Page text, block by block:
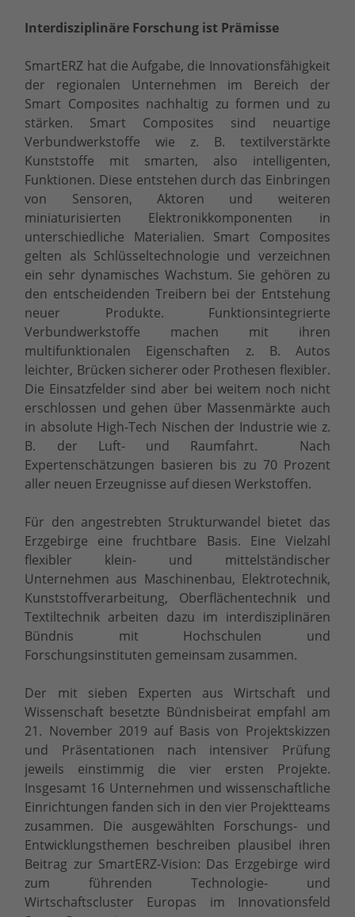
Interdisziplinäre Forschung ist Prämisse
SmartERZ hat die Aufgabe, die Innovationsfähigkeit
der regionalen Unternehmen im Bereich der
Smart Composites nachhaltig zu formen und zu
stärken. Smart Composites sind neuartige
Verbundwerkstoffe wie z. B. textilverstärkte
Kunststoffe mit smarten, also intelligenten,
Funktionen. Diese entstehen durch das Einbringen
von Sensoren, Aktoren und weiteren
miniaturisierten Elektronikkomponenten in
unterschiedliche Materialien. Smart Composites
gelten als Schlüsseltechnologie und verzeichnen
ein sehr dynamisches Wachstum. Sie gehören zu
den entscheidenden Treibern bei der Entstehung
neuer Produkte. Funktionsintegrierte
Verbundwerkstoffe machen mit ihren
multifunktionalen Eigenschaften z. B. Autos
leichter, Brücken sicherer oder Prothesen flexibler.
Die Einsatzfelder sind aber bei weitem noch nicht
erschlossen und gehen über Massenmärkte auch
in absolute High-Tech Nischen der Industrie wie z.
B. der Luft- und Raumfahrt. Nach
Expertenschätzungen basieren bis zu 70 Prozent
aller neuen Erzeugnisse auf diesen Werkstoffen.
Für den angestrebten Strukturwandel bietet das
Erzgebirge eine fruchtbare Basis. Eine Vielzahl
flexibler klein- und mittelständischer
Unternehmen aus Maschinenbau, Elektrotechnik,
Kunststoffverarbeitung, Oberflächentechnik und
Textiltechnik arbeiten dazu im interdisziplinären
Bündnis mit Hochschulen und
Forschungsinstituten gemeinsam zusammen.
Der mit sieben Experten aus Wirtschaft und
Wissenschaft besetzte Bündnisbeirat empfahl am
21. November 2019 auf Basis von Projektskizzen
und Präsentationen nach intensiver Prüfung
jeweils einstimmig die vier ersten Projekte.
Insgesamt 16 Unternehmen und wissenschaftliche
Einrichtungen fanden sich in den vier Projektteams
zusammen. Die ausgewählten Forschungs- und
Entwicklungsthemen beschreiben plausibel ihren
Beitrag zur SmartERZ-Vision: Das Erzgebirge wird
zum führenden Technologie- und
Wirtschaftscluster Europas im Innovationsfeld